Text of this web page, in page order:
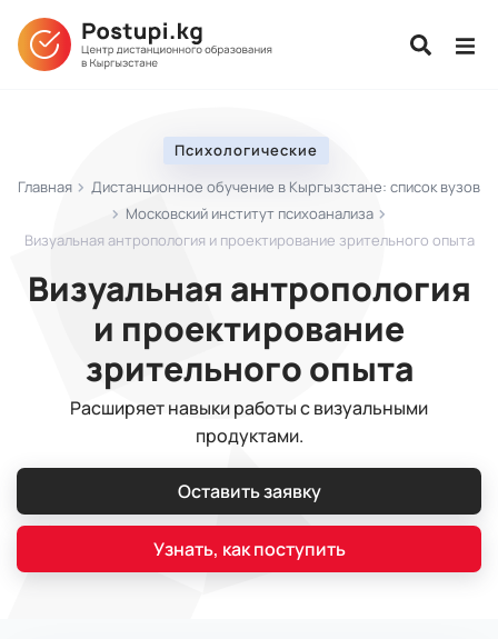
Психологические
Главная
Дистанционное обучение в Кыргызстане: список вузов
Московский институт психоанализа
Визуальная антропология и проектирование зрительного опыта
Визуальная антропология
и проектирование
зрительного опыта
Расширяет навыки работы с визуальными
продуктами.
Оставить заявку
Узнать, как поступить